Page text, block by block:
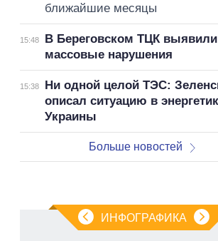
ближайшие месяцы
15:48
В Береговском ТЦК выявили
массовые нарушения
15:38
Ни одной целой ТЭС:
описал ситуацию в
Украины
Больше новостей
ИНФОГРАФИКА